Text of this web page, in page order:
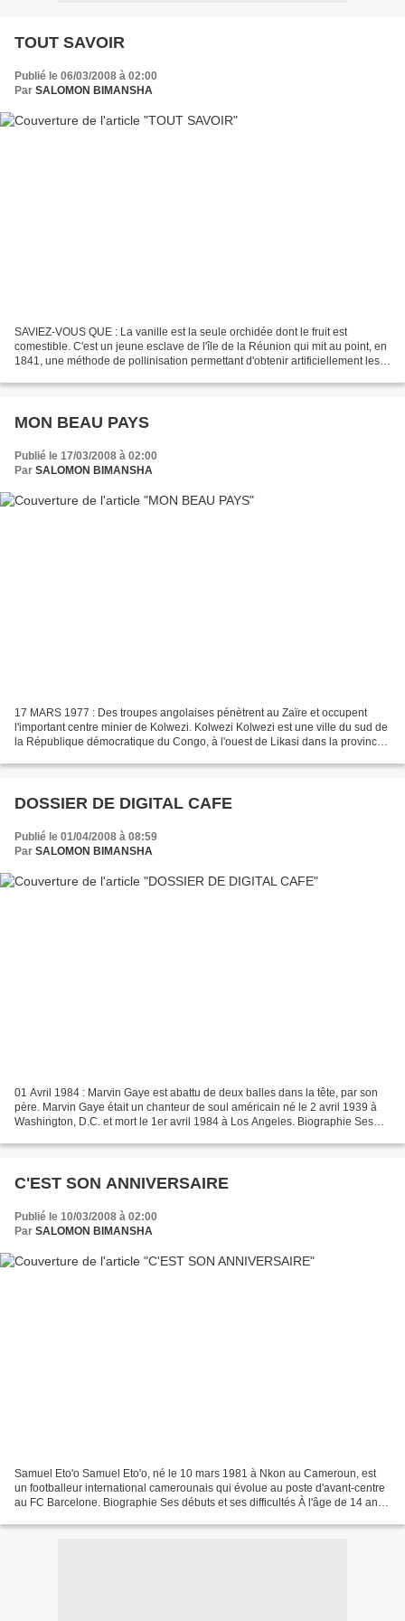
TOUT SAVOIR
Publié le 06/03/2008 à 02:00
Par SALOMON BIMANSHA
SAVIEZ-VOUS QUE : La vanille est la seule orchidée dont le fruit est
comestible. C'est un jeune esclave de l'île de la Réunion qui mit au point, en
1841, une méthode de pollinisation permettant d'obtenir artificiellement les
MON BEAU PAYS
Publié le 17/03/2008 à 02:00
Par SALOMON BIMANSHA
17 MARS 1977 : Des troupes angolaises pénètrent au Zaïre et occupent
l'important centre minier de Kolwezi. Kolwezi Kolwezi est une ville du sud de
la République démocratique du Congo, à l'ouest de Likasi dans la province
DOSSIER DE DIGITAL CAFE
Publié le 01/04/2008 à 08:59
Par SALOMON BIMANSHA
01 Avril 1984 : Marvin Gaye est abattu de deux balles dans la tête, par son
père. Marvin Gaye était un chanteur de soul américain né le 2 avril 1939 à
Washington, D.C. et mort le 1er avril 1984 à Los Angeles. Biographie Ses
C'EST SON ANNIVERSAIRE
Publié le 10/03/2008 à 02:00
Par SALOMON BIMANSHA
Samuel Eto'o Samuel Eto'o, né le 10 mars 1981 à Nkon au Cameroun, est
un footballeur international camerounais qui évolue au poste d'avant-centre
au FC Barcelone. Biographie Ses débuts et ses difficultés À l'âge de 14 ans